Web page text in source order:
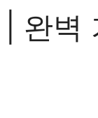
완벽